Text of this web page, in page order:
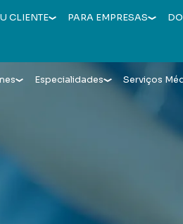
CLIENTE PARA EMPRESAS
Especialidades Serviços